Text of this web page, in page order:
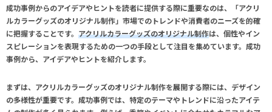
成功事例からのアイデアやヒントを読者に提供する際に重要なのは、「アクリ
ルカラーグッズのオリジナル制作」市場でのトレンドや消費者のニーズを的確
に把握することです。 アクリルカラーグッズのオリジナル制作は、個性やイン
スピレーションを表現するための一つの手段として注目を集めています。成功
事例から、アイデアやヒントを紹介します。
まずは、 アクリルカラーグッズのオリジナル制作を展開する際には、デザイン
の多様性が重要です。成功事例では、特定のテーマやトレンドに沿ったアイテ